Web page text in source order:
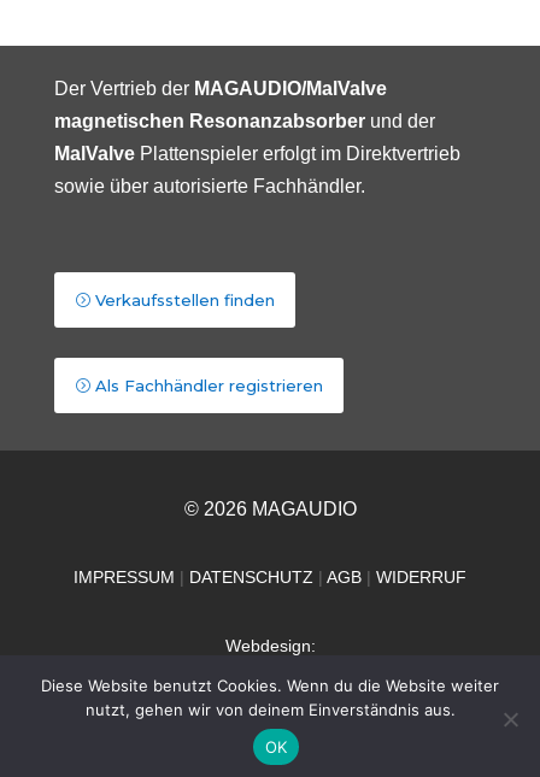
Der Vertrieb der MAGAUDIO/MalValve
magnetischen Resonanzabsorberund der
MalValvePlattenspieler erfolgt im Direktvertrieb
sowie über autorisierte Fachhändler.
Verkaufsstellen finden
Als Fachhändler registrieren
© 2026 MAGAUDIO
IMPRESSUM | DATENSCHUTZ | AGB | WIDERRUF
Webdesign:
Dieter Mallach
Torsten Schiemenz
Diese Website benutzt Cookies. Wenn du die Website weiter
nutzt, gehen wir von deinem Einverständnis aus.
OK